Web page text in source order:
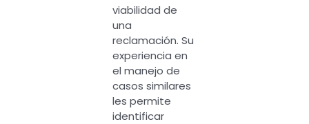
viabilidad de
una
reclamación. Su
experiencia en
el manejo de
casos similares
les permite
identificar